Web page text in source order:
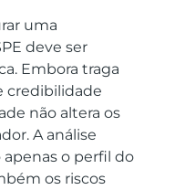
uma
deve ser
Embora traga
credibilidade
não altera os
A análise
apenas o perfil do
os riscos